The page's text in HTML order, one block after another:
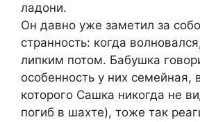
ладони.
Он давно уже заметил за
странность: когда
липким потом. Бабушка
особенность у них семейная,
которого Сашка никогда не
погиб в шахте), тоже так